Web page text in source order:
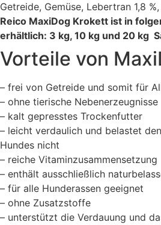
Getreide, Gemüse, Lebertran 1,8
Reico MaxiDog Krokett ist in
erhältlich: 3 kg, 10 kg und 20 kg
Vorteile von
– frei von Getreide und somit für
– ohne tierische Nebenerzeugnisse
– kalt gepresstes Trockenfutter
– leicht verdaulich und belastet
Hundes nicht
– reiche Vitaminzusammensetzung
– enthält ausschließlich
– für alle Hunderassen geeignet
– ohne Zusatzstoffe
– unterstützt die Verdauung und